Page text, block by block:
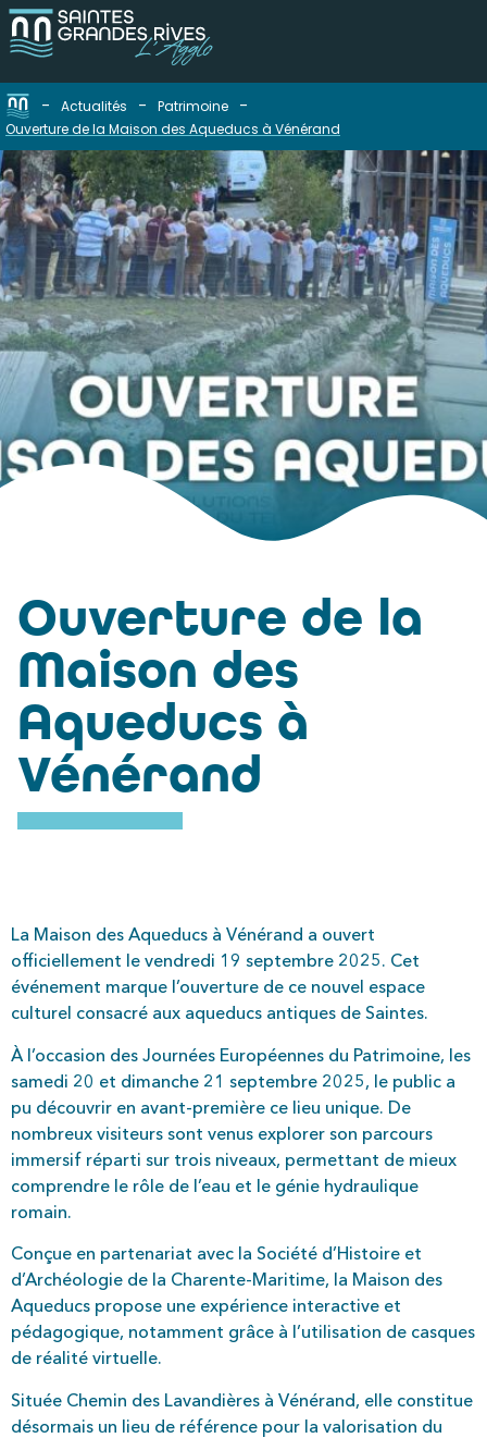
- Actualités - Patrimoine -
Ouverture de la Maison des Aqueducs à Vénérand
Ouverture de la
Maison des
Aqueducs à
Vénérand
La Maison des Aqueducs à Vénérand a ouvert
officiellement le vendredi 19 septembre 2025. Cet
événement marque l’ouverture de ce nouvel espace
culturel consacré aux aqueducs antiques de Saintes.
À l’occasion des Journées Européennes du Patrimoine, les
samedi 20 et dimanche 21 septembre 2025, le public a
pu découvrir en avant-première ce lieu unique. De
nombreux visiteurs sont venus explorer son parcours
immersif réparti sur trois niveaux, permettant de mieux
comprendre le rôle de l’eau et le génie hydraulique
romain.
Conçue en partenariat avec la Société d’Histoire et
d’Archéologie de la Charente-Maritime, la Maison des
Aqueducs propose une expérience interactive et
pédagogique, notamment grâce à l’utilisation de casques
de réalité virtuelle.
Située Chemin des Lavandières à Vénérand, elle constitue
désormais un lieu de référence pour la valorisation du